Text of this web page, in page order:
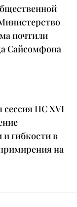
почтили
Сайсомфона
сессия НС XVI
гибкости в
на